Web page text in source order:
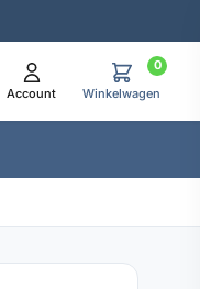
Account
0
Winkelwagen